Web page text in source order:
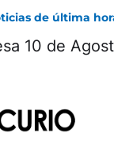
de última
10 de